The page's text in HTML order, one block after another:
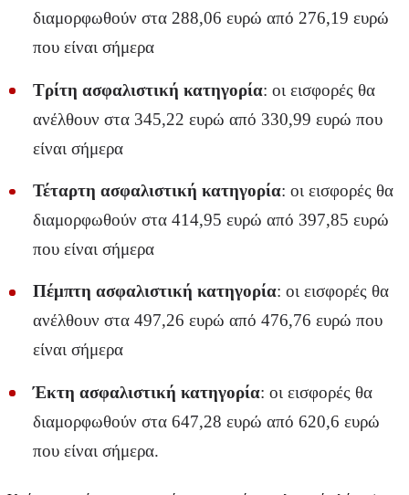
διαμορφωθούν στα 288,06 ευρώ από 276,19 ευρώ
που είναι σήμερα
Τρίτη ασφαλιστική κατηγορία: οι εισφορές θα
ανέλθουν στα 345,22 ευρώ από 330,99 ευρώ που
είναι σήμερα
Τέταρτη ασφαλιστική κατηγορία: οι εισφορές θα
διαμορφωθούν στα 414,95 ευρώ από 397,85 ευρώ
που είναι σήμερα
Πέμπτη ασφαλιστική κατηγορία: οι εισφορές θα
ανέλθουν στα 497,26 ευρώ από 476,76 ευρώ που
είναι σήμερα
Έκτη ασφαλιστική κατηγορία: οι εισφορές θα
διαμορφωθούν στα 647,28 ευρώ από 620,6 ευρώ
που είναι σήμερα.